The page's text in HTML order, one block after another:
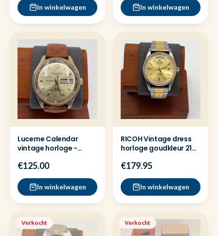
In winkelwagen In winkelwagen
Lucerne Calendar
vintage horloge -
€125.00
In winkelwagen
RICOH Vintage dress
horloge goudkleur 21
€179.95
In winkelwagen
Verkocht Verkocht